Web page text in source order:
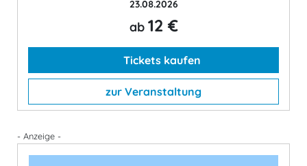
23.08.2026
ab 12 €
Tickets kaufen
zur Veranstaltung
- Anzeige -